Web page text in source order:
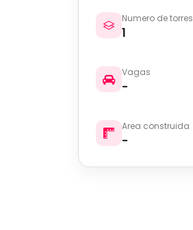
Numero de torres
1
Vagas
-
Area construida
-